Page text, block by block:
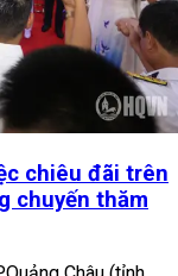
chiêu đãi trên
chuyến thăm